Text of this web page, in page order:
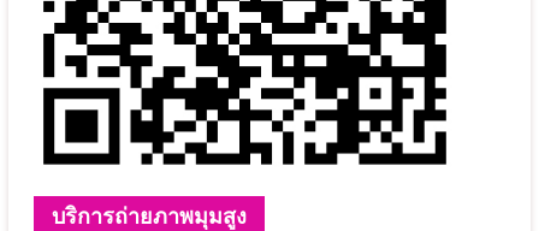
บริการถ่ายภาพมุมสูง